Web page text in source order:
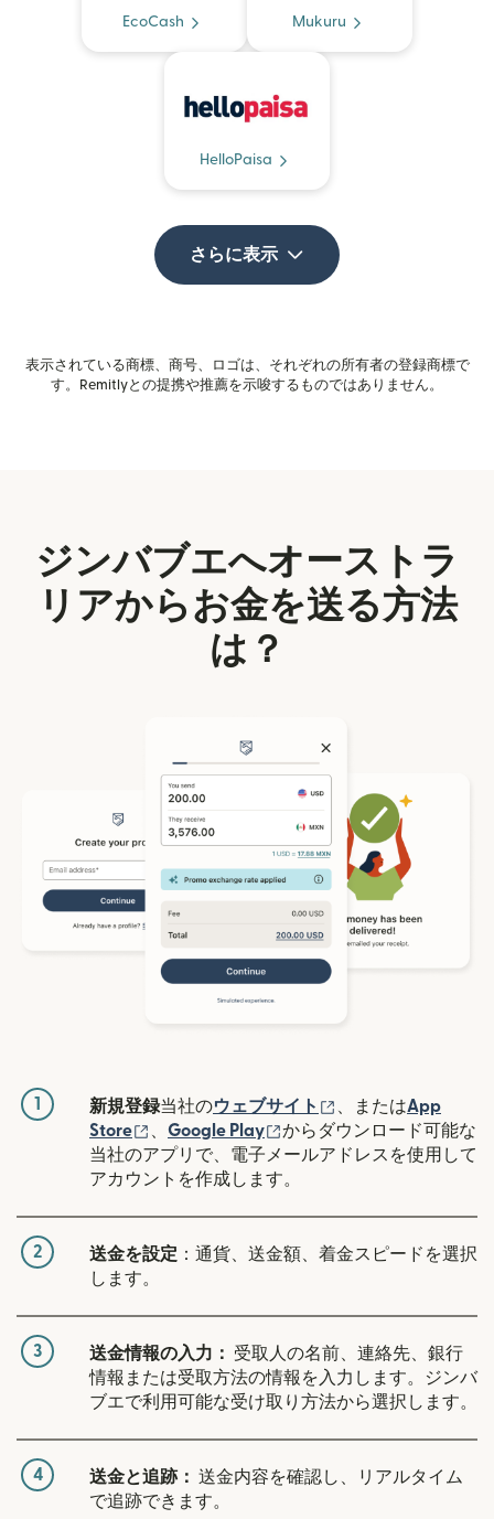
EcoCash Mukuru
HelloPaisa
さらに表示
表示されている商標、商号、ロゴは、それぞれの所有者の登録商標で
す。Remitlyとの提携や推薦を示唆するものではありません。
ジンバブエへオーストラ
リアからお金を送る方法
は？
1 新規登録当社のウェブサイト （別ウィンドウで
、またはApp
Store
（別ウィンドウで開きます）
Google Play （別ウィンドウで開きま
からダウンロード可能な
当社のアプリで、電子メールアドレスを使用して
アカウントを作成します。
2 送金を設定 ：通貨、送金額、着金スピードを選択
します。
3 送金情報の入力：
受取人の名前、連絡先、銀行
情報または受取方法の情報を入力します。ジンバ
ブエで利用可能な受け取り方法から選択します。
4 送金と追跡： 送金内容を確認し、リアルタイム
で追跡できます。